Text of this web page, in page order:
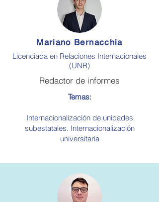
Mariano Bernacchia
Licenciada en Relaciones Internacionales
(UNR)
Redactor de informes
Temas:
Internacionalización de unidades
subestatales. Internacionalización
universitaria